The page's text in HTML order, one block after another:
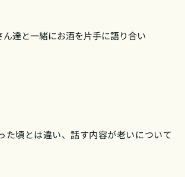
ん達と一緒にお酒を片手に語り合い
た頃とは違い、話す内容が老いについて